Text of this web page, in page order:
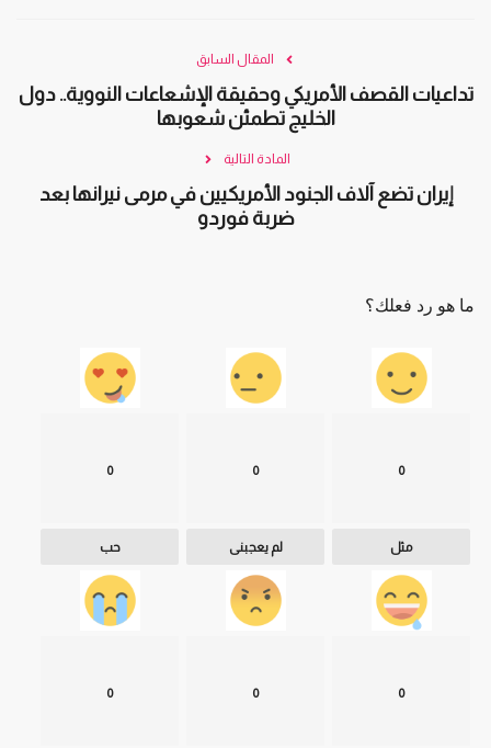
المقال السابق
تداعيات القصف الأمريكي وحقيقة الإشعاعات النووية.. دول
الخليج تطمئن شعوبها
المادة التالية
إيران تضع آلاف الجنود الأمريكيين في مرمى نيرانها بعد
ضربة فوردو
ما هو رد فعلك؟
0
مثل
0
لم يعجبنى
0
حب
0
0
0